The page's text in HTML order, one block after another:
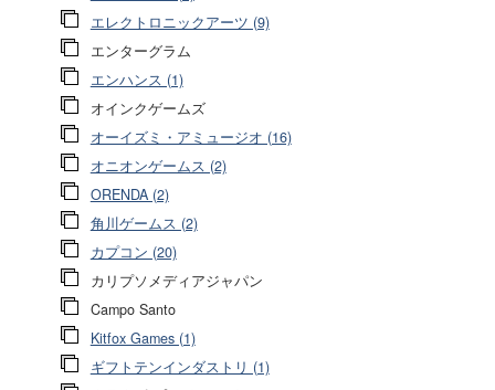
エレクトロニックアーツ (9)
エンターグラム
エンハンス (1)
オインクゲームズ
オーイズミ・アミュージオ (16)
オニオンゲームス (2)
ORENDA (2)
角川ゲームス (2)
カプコン (20)
カリプソメディアジャパン
Campo Santo
Kitfox Games (1)
ギフトテンインダストリ (1)